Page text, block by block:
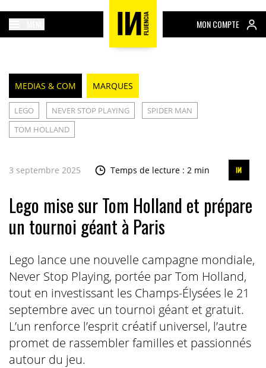
MON COMPTE
MEDIAS & COM MARQUES
LEGO NEVER STOP PLAYING
SPIDER MAN
TOM HOLLAND
3 septembre 2025 Temps de lecture : 2 min
Lego mise sur Tom Holland et prépare
un tournoi géant à Paris
Lego lance une nouvelle campagne mondiale,
Never Stop Playing, portée par Tom Holland,
tout en investissant les Champs-Élysées le 21
septembre avec un tournoi géant et gratuit.
L’un renforce l’esprit créatif universel, l’autre
promet de rassembler familles et passionnés
autour du jeu.